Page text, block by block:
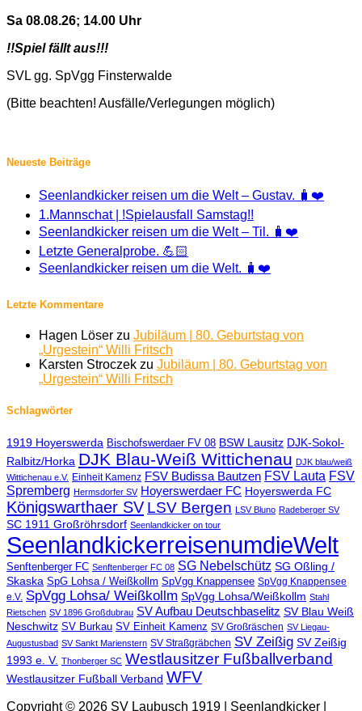
Sa 08.08.26; 14.00 Uhr
!!Spiel fällt aus!!!
SVL gg. SpVgg Finsterwalde
(Bitte beachten! Ausfälle/Verlegungen möglich)
Neueste Beiträge
Seenlandkicker reisen um die Welt – Gustav. 🧳❤️
1.Mannschat | !Spielausfall Samstag!!
Seenlandkicker reisen um die Welt – Til. 🧳❤️
Letzte Generalprobe. 💪🏻
Seenlandkicker reisen um die Welt. 🧳❤️
Letzte Kommentare
Hagen Löser zu Jubiläum | 80. Geburtstag von
„Urgestein“ Willi Fritsch
Karsten Stroczek zu Jubiläum | 80. Geburtstag von
„Urgestein“ Willi Fritsch
Schlagwörter
1919 Hoyerswerda Bischofswerdaer FV 08 BSW Lausitz DJK-Sokol-
Ralbitz/Horka DJK Blau-Weiß Wittichenau DJK blau/weiß
Wittichenau e.V. Einheit Kamenz FSV Budissa Bautzen FSV Lauta FSV
Spremberg Hermsdorfer SV Hoyerswerdaer FC Hoyerswerda FC
Königswarthaer SV LSV Bergen LSV Bluno Radeberger SV
SC 1911 Großröhrsdorf Seenlandkicker on tour
SeenlandkickerreisenumdieWelt
Senftenberger FC Senftenberger FC 08 SG Nebelschütz SG Oßling /
Skaska SpG Lohsa / Weißkollm SpVgg Knappensee SpVgg Knappensee
e.V. SpVgg Lohsa/ Weißkollm SpVgg Lohsa/Weißkollm Stahl
Rietschen SV 1896 Großdubrau SV Aufbau Deutschbaselitz SV Blau Weiß
Neschwitz SV Burkau SV Einheit Kamenz SV Großräschen SV Liegau-
Augustusbad SV Sankt Marienstern SV Straßgräbchen SV Zeißig SV Zeißig
1993 e. V. Thonberger SC Westlausitzer Fußballverband
Westlausitzer Fußball Verband WFV
Copyright © 2026 SV Laubusch 1919 | Seenlandkicker |